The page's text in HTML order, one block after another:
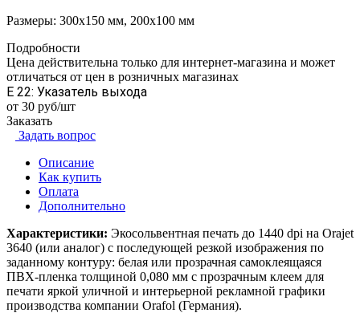
Размеры: 300х150 мм, 200х100 мм
Подробности
Цена действительна только для интернет-магазина и может
отличаться от цен в розничных магазинах
E 22: Указатель выхода
от 30 руб/шт
Заказать
Задать вопрос
Описание
Как купить
Оплата
Дополнительно
Характеристики: Экосольвентная печать до 1440 dpi на Orajet
3640 (или аналог) с последующей резкой изображения по
заданному контуру: белая или прозрачная самоклеящаяся
ПВХ-пленка толщиной 0,080 мм с прозрачным клеем для
печати яркой уличной и интерьерной рекламной графики
производства компании Orafol (Германия).